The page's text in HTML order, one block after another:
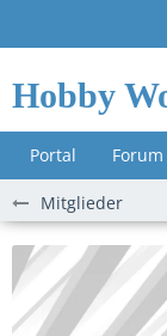
Hobby
Portal Forum
Mitglieder